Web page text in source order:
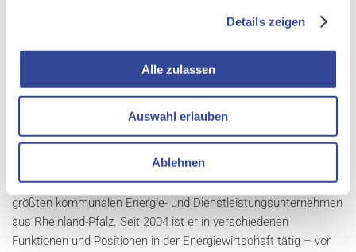
Details zeigen
Alle zulassen
Auswahl erlauben
Ablehnen
Ihr Dozent
​Fachbereichsleiter Portfolio-Management,
Jochen Reusch ist Fachbereichsleiter Portfolio-Management bei
der Energieversorgung Mittelrhein AG (evm) in Koblenz, dem
größten kommunalen Energie- und Dienstleistungsunternehmen
aus Rheinland-Pfalz. Seit 2004 ist er in verschiedenen
Funktionen und Positionen in der Energiewirtschaft tätig – vor